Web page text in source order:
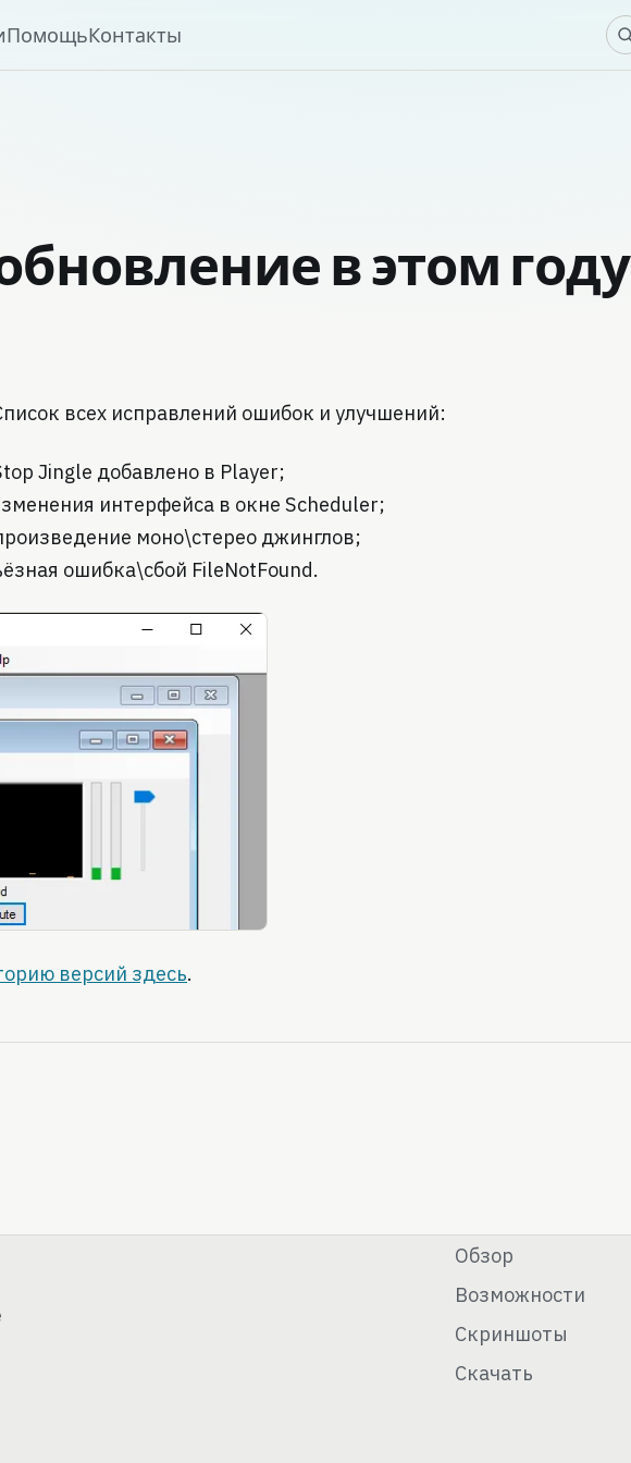
ПомощьКонтакты
в этом году
всех исправлений ошибок и улучшений:
Jingle добавлено в Player;
интерфейса в окне Scheduler;
моно\стерео джинглов;
ошибка\сбой FileNotFound.
версий здесь.
Обзор
Возможности
Скриншоты
Скачать